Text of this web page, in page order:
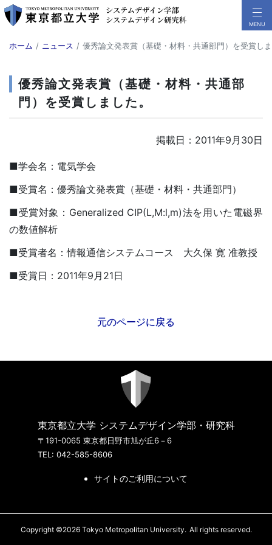
ホーム ニュース 優秀論文発表賞（基礎・材料・共通部門）を受賞し
優秀論文発表賞（基礎・材料・共通部
門）を受賞しました。
掲載日：2011年9月30日
■学会名：電気学会
■受賞名：優秀論文発表賞（基礎・材料・共通部門）
■受賞対象：Generalized CIP(L,M:l,m)法を用いた電磁界
の数値解析
■受賞者名：情報通信システムコース 大久保 寛 准教授
■受賞日：2011年9月21日
元のページに戻る
東京都立大学 システムデザイン学部・研究科
〒191-0065 東京都日野市旭が丘6－6
TEL: 042-585-8606
サイトのご利用について
Copyright ©2026 Tokyo Metropolitan University. All rights reserved.